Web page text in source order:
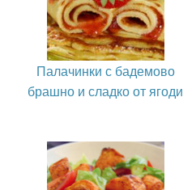
Палачинки с бадемово
брашно и сладко от ягоди